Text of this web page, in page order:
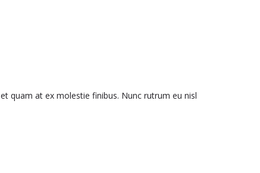
quam at ex molestie finibus. Nunc rutrum eu nisl